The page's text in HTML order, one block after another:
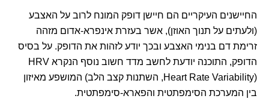
החיישנים העיקריים הם חיישן דופק המונח לרוב על האצבע
(ולעתים על תנוך האוזן), אשר בעזרת אינפרא-אדום מזהה
זרימת דם בנימי האצבע ובכך יודע לזהות את הדופק. על בסיס
הדופק, התוכנה יודעת לחשב מדד חשוב נוסף הנקרא HRV
(Heart Rate Variability, השתנות קצב הלב) המושפע מאיזון
בין המערכת הסימפתטית והפארא-סימפתטית.